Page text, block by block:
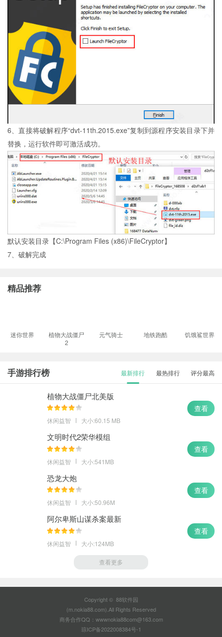
6、直接将破解程序“dvt-11th.2015.exe”复制到源程序安装目录下并
替换，运行软件即可激活成功。
默认安装目录【C:\Program Files (x86)\FileCryptor】
7、破解完成
精品推荐
迷你世界
植物大战僵尸
2
元气骑士 地铁跑酷 饥饿鲨世界
手游排行榜 最新排行 最热排行 评分最高
植物大战僵尸北美版
休闲益智 大小:60.15 MB
查看
文明时代2荣华模组
休闲益智 大小:541MB
查看
恐龙大炮
休闲益智 大小:50.96M
查看
阿尔卑斯山谋杀案最新
休闲益智 大小:124MB
查看
查看更多
Copyright © 88软件园
(m.nokia88.com).All Rights Reserved
商务合作QQ：wwwnokia88com@163.com
琼ICP备2022008384号-1